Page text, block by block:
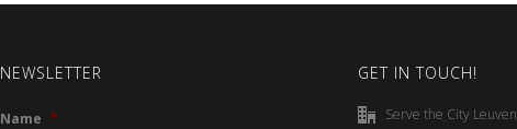
NEWSLETTER
Name *
GET IN TOUCH!
Serve the City Leuven